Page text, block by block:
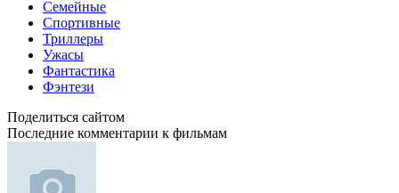
Семейные
Спортивные
Триллеры
Ужасы
Фантастика
Фэнтези
Поделиться сайтом
Последние комментарии к фильмам